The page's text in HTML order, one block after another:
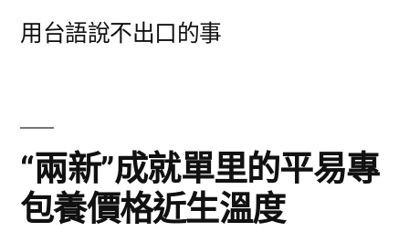
用台語說不出口的事
“兩新”成就單里的平易專
包養價格近生溫度